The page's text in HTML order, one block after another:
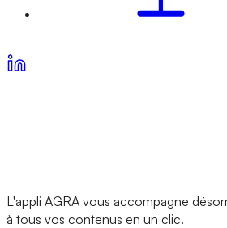
L'appli AGRA vous accompagne
à tous vos contenus en un clic.